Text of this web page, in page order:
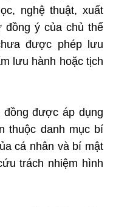
nghệ thuật, xuất
đồng ý của chủ thể
được phép lưu
lưu hành hoặc tịch
được áp dụng
thuộc danh mục bí
cá nhân và bí mật
trách nhiệm hình